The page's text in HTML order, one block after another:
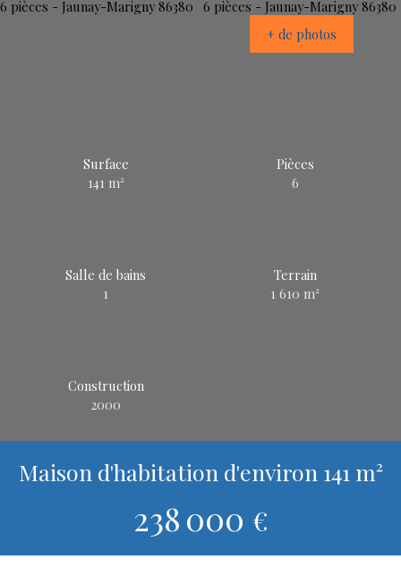
+ de photos
Surface
141 m²
Pièces
6
Salle de bains
1
Terrain
1 610m²
Construction
2000
Maison d'habitation d'environ 141 m²
238 000 €